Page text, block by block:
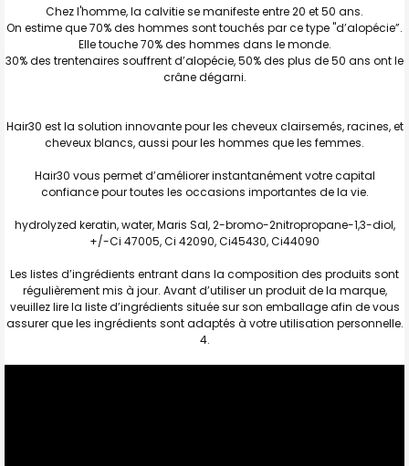
Chez l'homme, la calvitie se manifeste entre 20 et 50 ans.
On estime que 70% des hommes sont touchés par ce type "d’alopécie”.
Elle touche 70% des hommes dans le monde.
30% des trentenaires souffrent d’alopécie, 50% des plus de 50 ans ont le
crâne dégarni.
Hair30 est la solution innovante pour les cheveux clairsemés, racines, et
cheveux blancs, aussi pour les hommes que les femmes.
Hair30 vous permet d’améliorer instantanément votre capital
confiance pour toutes les occasions importantes de la vie.
hydrolyzed keratin, water, Maris Sal, 2-bromo-2nitropropane-1,3-diol,
+/-Ci 47005, Ci 42090, Ci45430, Ci44090
Les listes d’ingrédients entrant dans la composition des produits sont
régulièrement mis à jour. Avant d’utiliser un produit de la marque,
veuillez lire la liste d’ingrédients située sur son emballage afin de vous
assurer que les ingrédients sont adaptés à votre utilisation personnelle.